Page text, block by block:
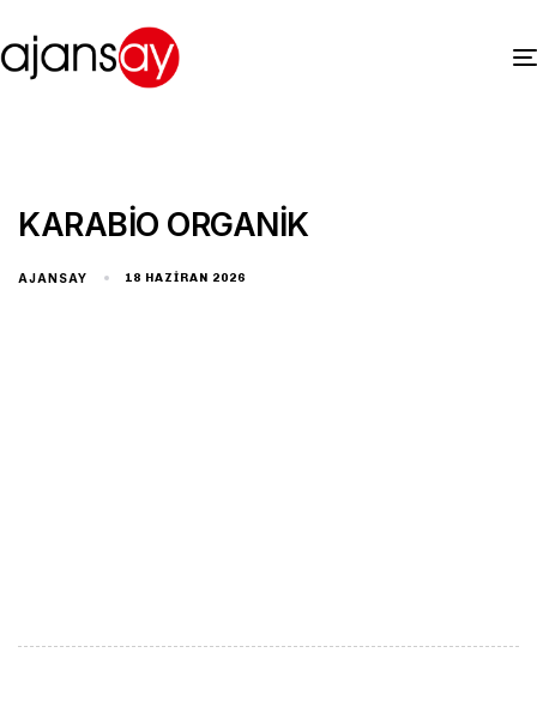
KARABİO ORGANİK
AJANSAY 18 HAZIRAN 2026